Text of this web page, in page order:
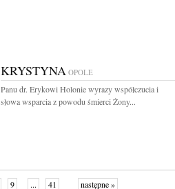
KRYSTYNA OPOLE
Panu dr. Erykowi Holonie wyrazy współczucia i
słowa wsparcia z powodu śmierci Żony...
9 ... 41 następne »